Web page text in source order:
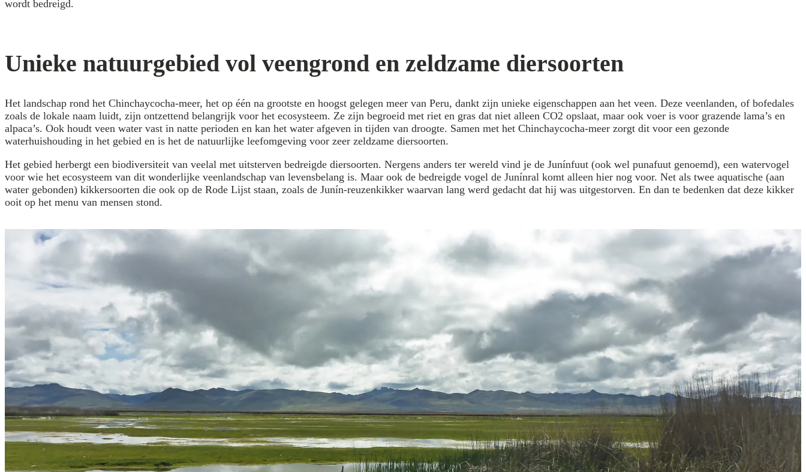
wordt bedreigd.
Unieke natuurgebied vol veengrond en zeldzame diersoorten
Het landschap rond het Chinchaycocha-meer, het op één na grootste en hoogst gelegen meer van Peru, dankt zijn unieke eigenschappen aan het veen. Deze veenlanden, of bofedales
zoals de lokale naam luidt, zijn ontzettend belangrijk voor het ecosysteem. Ze zijn begroeid met riet en gras dat niet alleen CO2 opslaat, maar ook voer is voor grazende lama’s en
alpaca’s. Ook houdt veen water vast in natte perioden en kan het water afgeven in tijden van droogte. Samen met het Chinchaycocha-meer zorgt dit voor een gezonde
waterhuishouding in het gebied en is het de natuurlijke leefomgeving voor zeer zeldzame diersoorten.
Het gebied herbergt een biodiversiteit van veelal met uitsterven bedreigde diersoorten. Nergens anders ter wereld vind je de Junínfuut (ook wel punafuut genoemd), een watervogel
voor wie het ecosysteem van dit wonderlijke veenlandschap van levensbelang is. Maar ook de bedreigde vogel de Junínral komt alleen hier nog voor. Net als twee aquatische (aan
water gebonden) kikkersoorten die ook op de Rode Lijst staan, zoals de Junín-reuzenkikker waarvan lang werd gedacht dat hij was uitgestorven. En dan te bedenken dat deze kikker
ooit op het menu van mensen stond.